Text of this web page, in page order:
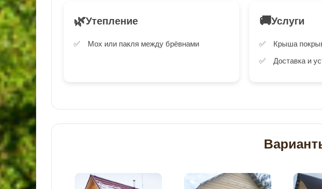
🌿Утепление
Мох или пакля между брёвнами
🚚Услуги
Крыша
Доставка и